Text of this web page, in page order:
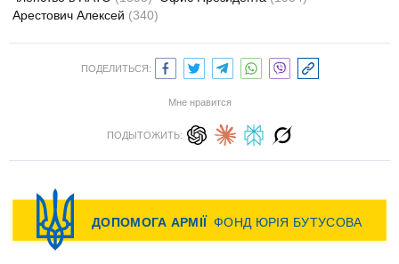
Арестович Алексей (340)
ПОДЕЛИТЬСЯ:
Мне нравится
ПОДЫТОЖИТЬ: